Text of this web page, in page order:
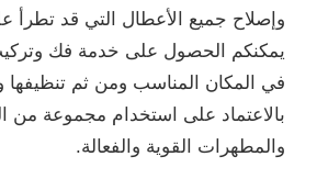
وإصلاح جميع الأعطال التي قد تطرأ
يمكنكم الحصول على خدمة فك
في المكان المناسب ومن ثم تنظيفها
بالاعتماد على استخدام مجموعة من
والمطهرات القوية والفعالة.